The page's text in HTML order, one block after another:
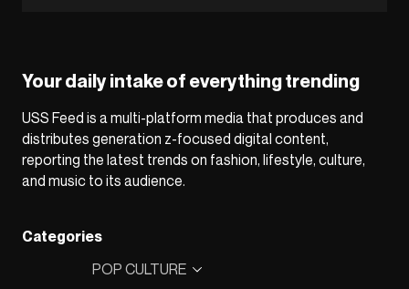
Your daily intake of everything trending
USS Feed is a multi-platform media that produces and
distributes generation z-focused digital content,
reporting the latest trends on fashion, lifestyle, culture,
and music to its audience.
Categories
POP CULTURE